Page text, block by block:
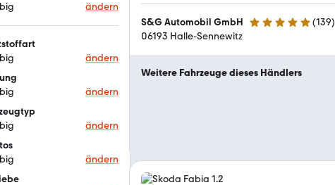
ändern
ändern
ändern
ändern
ändern
S&G Automobil GmbH 4.9 Sterne (139)
06193 Halle-Sennewitz
Weitere Fahrzeuge dieses Händlers